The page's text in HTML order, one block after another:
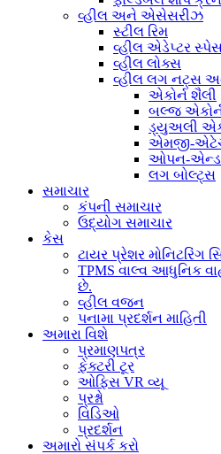
વ્હીલ અને એસેસરીઝ
સ્ટીલ રિમ
વ્હીલ એડેપ્ટર
વ્હીલ લોક્સ
વ્હીલ લગ નટ્સ
એકોર્ન શૈલી
બલ્જ
ડ્યુઅલી
એમજી-
ઓપન-એન્ડ
લગ બોલ્ટ્સ
સમાચાર
કંપની સમાચાર
ઉદ્યોગ સમાચાર
કેસ
ટાયર પ્રેશર મોનિટરિંગ
TPMS વાલ્વ આધુનિક
છે.
વ્હીલ વજન
પનામા પ્રદર્શન માહિતી
અમારા વિશે
પ્રમાણપત્ર
ફેક્ટરી ટૂર
ઓફિસ VR વ્યૂ
પ્રશ્નો
વિડિઓ
પ્રદર્શન
અમારો સંપર્ક કરો